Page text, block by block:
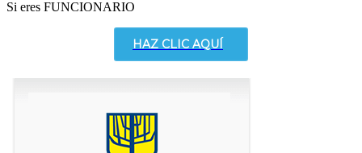
Si eres FUNCIONARIO
HAZ CLIC AQUÍ